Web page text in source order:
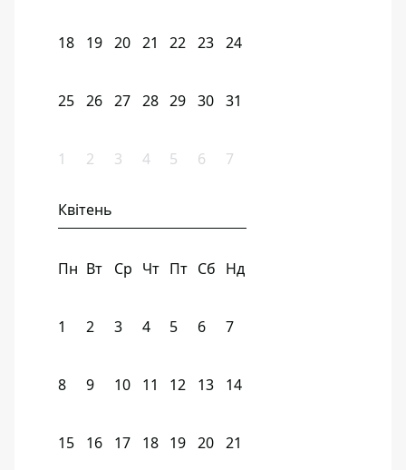
18 19 20 21 22 23 24
25 26 27 28 29 30 31
1 2 3 4 5 6 7
Квітень
Пн Вт Ср Чт Пт Сб Нд
1 2 3 4 5 6 7
8 9 10 11 12 13 14
15 16 17 18 19 20 21